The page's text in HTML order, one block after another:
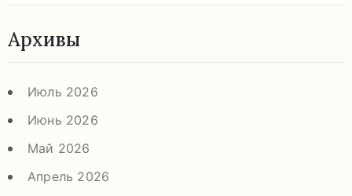
Архивы
Июль 2026
Июнь 2026
Май 2026
Апрель 2026